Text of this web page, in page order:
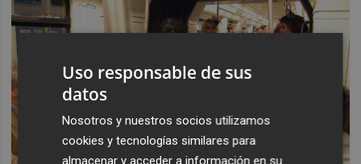
Uso responsable de sus
datos
Nosotros y nuestros socios utilizamos
cookies y tecnologías similares para
almacenar y acceder a información en su